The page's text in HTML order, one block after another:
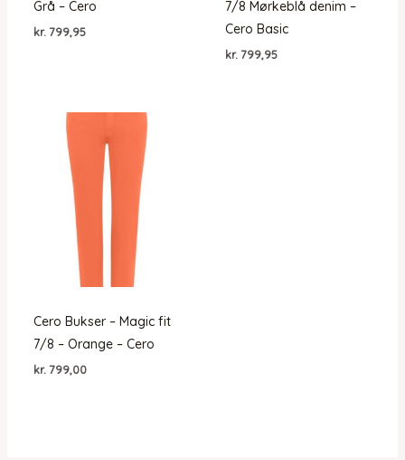
Grå – Cero
kr. 799,95
7/8 Mørkeblå denim –
Cero Basic
kr. 799,95
Cero Bukser – Magic fit
7/8 – Orange – Cero
kr. 799,00